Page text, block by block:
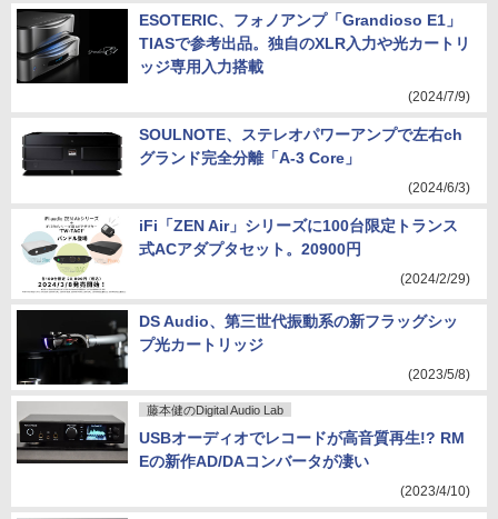
ESOTERIC、フォノアンプ「Grandioso E1」
TIASで参考出品。独自のXLR入力や光カートリ
ッジ専用入力搭載
(2024/7/9)
SOULNOTE、ステレオパワーアンプで左右ch
グランド完全分離「A-3 Core」
(2024/6/3)
iFi「ZEN Air」シリーズに100台限定トランス
式ACアダプタセット。20900円
(2024/2/29)
DS Audio、第三世代振動系の新フラッグシッ
プ光カートリッジ
(2023/5/8)
藤本健のDigital Audio Lab
USBオーディオでレコードが高音質再生!? RM
Eの新作AD/DAコンバータが凄い
(2023/4/10)